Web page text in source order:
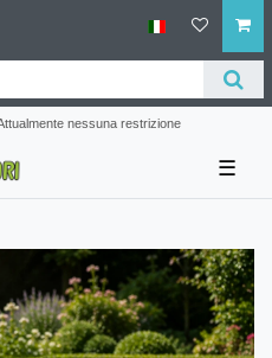
nessuna restrizione
☰